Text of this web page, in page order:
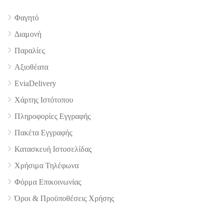
4.9
Φαγητό
Διαμονή
Παραλίες
Αξιοθέατα
EviaDelivery
Χάρτης Ιστότοπου
Πληροφορίες Εγγραφής
Πακέτα Εγγραφής
Κατασκευή Ιστοσελίδας
Χρήσιμα Τηλέφωνα
Φόρμα Επικοινωνίας
Όροι & Προϋποθέσεις Xρήσης